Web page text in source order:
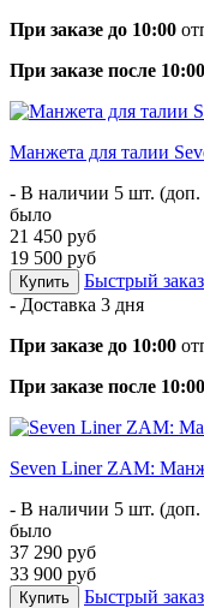
При заказе до 10:00
При заказе после 10:00
Манжета для талии
- В наличии 5 шт. (доп.
было
21 450 руб
19 500 руб
Купить
Быстрый заказ
- Доставка 3 дня
При заказе до 10:00
При заказе после 10:00
Seven Liner ZAM:
- В наличии 5 шт. (доп.
было
37 290 руб
33 900 руб
Купить
Быстрый заказ